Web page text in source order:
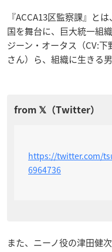
『ACCA13区監察課』と
国を舞台に、巨大統一組
ジーン・オータス（CV:
さん）ら、組織に生きる
https://twitter.com/
6964736
また、ニーノ役の津田健